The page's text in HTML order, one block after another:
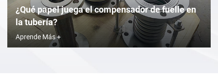
¿Qué papel juega el compensador de fuelle en
la tubería?
Aprende Más +